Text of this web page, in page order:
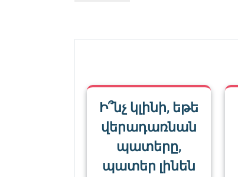
Ի՞նչ կլինի, եթե
վերադառնան
պատերը,
պատեր լինեն